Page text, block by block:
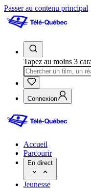
Passer au contenu principal
Tapez au moins 3
Connexion
Accueil
Parcourir
En direct
Jeunesse